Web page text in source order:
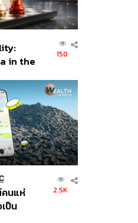
in the
150
คนแห่
ป็น
2.5K